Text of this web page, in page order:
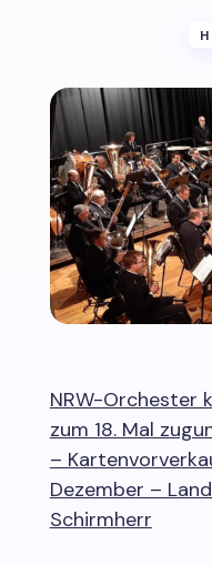
NRW-Orchester
zum 18. Mal
–
Dezember –
Schirmherr